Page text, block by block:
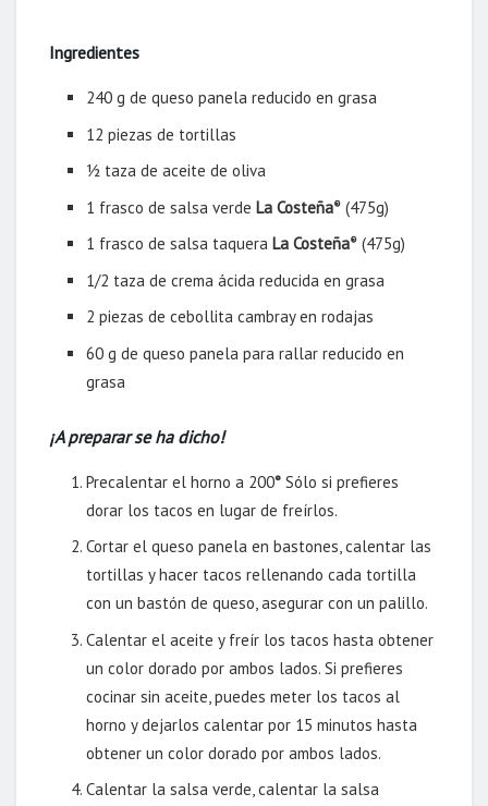
Ingredientes
240 g de queso panela reducido en grasa
12 piezas de tortillas
½ taza de aceite de oliva
1 frasco de salsa verdeLa Costeña® (475g)
1 frasco de salsa taqueraLa Costeña® (475g)
1/2 taza de crema ácida reducida en grasa
2 piezas de cebollita cambray en rodajas
60 g de queso panela para rallar reducido en
grasa
¡A preparar se ha dicho!
Precalentar el horno a 200° Sólo si prefieres
dorar los tacos en lugar de freírlos.
Cortar el queso panela en bastones, calentar las
tortillas y hacer tacos rellenando cada tortilla
con un bastón de queso, asegurar con un palillo.
Calentar el aceite y freír los tacos hasta obtener
un color dorado por ambos lados. Si prefieres
cocinar sin aceite, puedes meter los tacos al
horno y dejarlos calentar por 15 minutos hasta
obtener un color dorado por ambos lados.
Calentar la salsa verde, calentar la salsa